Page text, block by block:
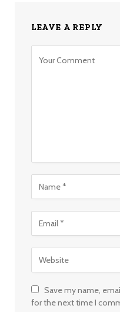
LEAVE A REPLY
Save my name,
for the next time I